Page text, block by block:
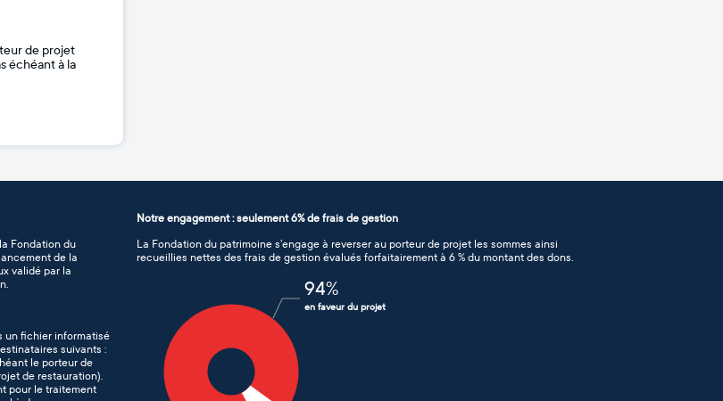
de projet
échéant à la
Fondation du
de la
validé par la
un fichier informatisé
suivants :
le porteur de
de restauration).
pour le traitement
Notre engagement : seulement 6% de frais de gestion
La Fondation du patrimoine s’engage à reverser au porteur de projet les sommes ainsi
recueillies nettes des frais de gestion évalués forfaitairement à 6 % du montant des dons.
94%
en faveur du projet